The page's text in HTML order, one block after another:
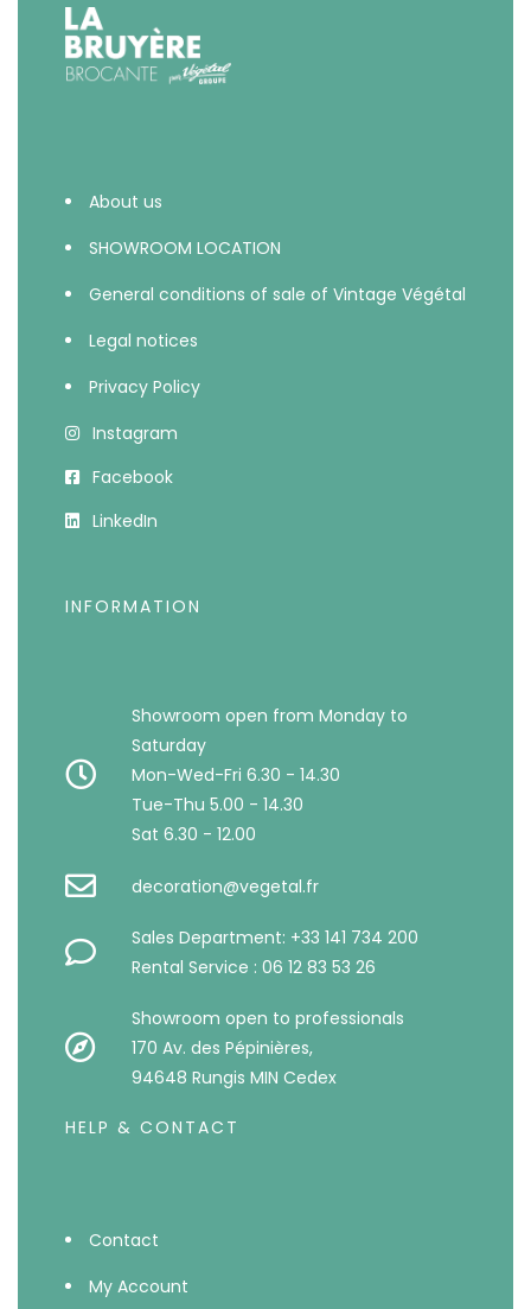
About us
SHOWROOM LOCATION
General conditions of sale of Vintage Végétal
Legal notices
Privacy Policy
Instagram
Facebook
LinkedIn
INFORMATION
Showroom open from Monday to
Saturday
Mon-Wed-Fri 6.30 - 14.30
Tue-Thu 5.00 - 14.30
Sat 6.30 - 12.00
decoration@vegetal.fr
Sales Department: +33 141 734 200
Rental Service : 06 12 83 53 26
Showroom open to professionals
170 Av. des Pépinières,
94648 Rungis MIN Cedex
HELP & CONTACT
Contact
My Account